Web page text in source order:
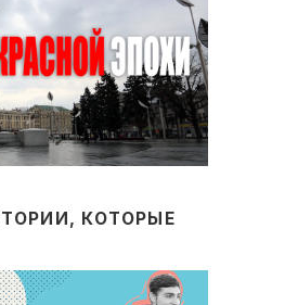
КОТОРЫЕ